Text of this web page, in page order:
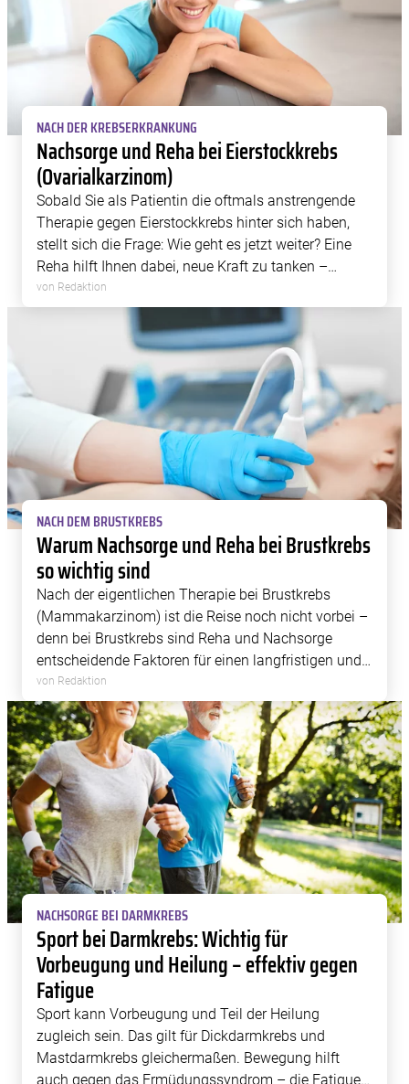
NACH DER KREBSERKRANKUNG
Nachsorge und Reha bei Eierstockkrebs
(Ovarialkarzinom)
Sobald Sie als Patientin die oftmals anstrengende
Therapie gegen Eierstockkrebs hinter sich haben,
stellt sich die Frage: Wie geht es jetzt weiter? Eine
Reha hilft Ihnen dabei, neue Kraft zu tanken –
körperlich wie seelisch. Darüber hinaus zielt die
Nachsorge bei Eierstockkrebs darauf ab, ihn […]
von Redaktion
NACH DEM BRUSTKREBS
Warum Nachsorge und Reha bei Brustkrebs
so wichtig sind
Nach der eigentlichen Therapie bei Brustkrebs
(Mammakarzinom) ist die Reise noch nicht vorbei –
denn bei Brustkrebs sind Reha und Nachsorge
entscheidende Faktoren für einen langfristigen und
nachhaltigen Therapieerfolg.
von Redaktion
NACHSORGE BEI DARMKREBS
Sport bei Darmkrebs: Wichtig für
Vorbeugung und Heilung – effektiv gegen
Fatigue
Sport kann Vorbeugung und Teil der Heilung
zugleich sein. Das gilt für Dickdarmkrebs und
Mastdarmkrebs gleichermaßen. Bewegung hilft
auch gegen das Ermüdungssyndrom – die Fatigue